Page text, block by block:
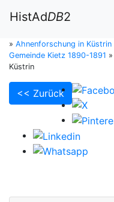
HistAdDB2
» Ahnenforschung in Küstrin
Gemeinde Kietz 1890-1891 »
Küstrin
<< Zurück